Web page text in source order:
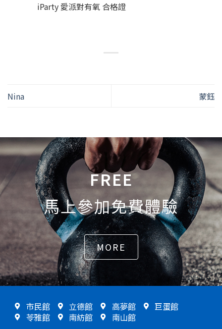
iParty 愛派對有氧 合格證
Nina 蒙鈺
FREE
馬上參加免費體驗
MORE
市民館 立德館 高夢館
巨蛋館
苓雅館
南紡館 南山館